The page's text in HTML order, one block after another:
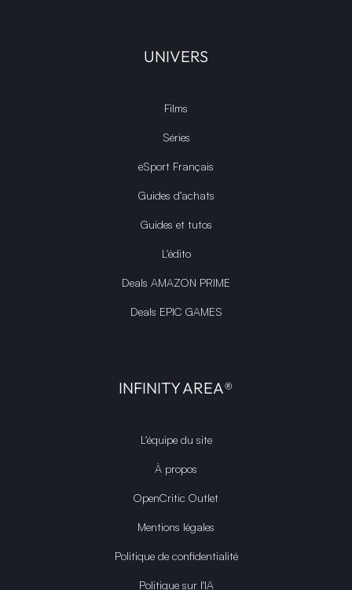
UNIVERS
Films
Séries
eSport Français
Guides d’achats
Guides et tutos
L'édito
Deals AMAZON PRIME
Deals EPIC GAMES
INFINITY AREA®
L'équipe du site
À propos
OpenCritic Outlet
Mentions légales
Politique de confidentialité
Politique sur l'IA